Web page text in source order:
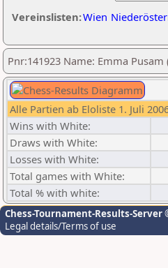
Vereinslisten:Wien
Pnr:141923 Name: Emma Pusam
Alle Partien ab Eloliste 1. Juli
Wins with White:
Draws with White:
Losses with White:
Total games with White:
Total % with white:
Chess-Tournament-Results-Server
Legal details/Terms of use